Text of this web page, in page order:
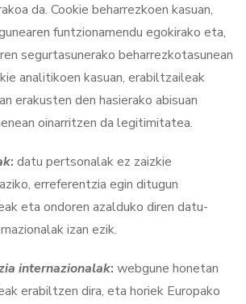
da. Cookie beharrezkoen kasuan,
funtzionamendu egokirako eta,
segurtasunerako beharrezkotasunean
analitikoen kasuan, erabiltzaileak
erakusten den hasierako abisuan
oinarritzen da legitimitatea.
: datu pertsonalak ez zaizkie
erreferentzia egin ditugun
eta ondoren azalduko diren datu-
izan ezik.
internazionalak: webgune honetan
erabiltzen dira, eta horiek Europako